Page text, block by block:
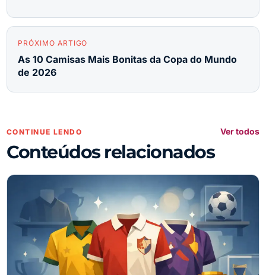
PRÓXIMO ARTIGO
As 10 Camisas Mais Bonitas da Copa do Mundo
de 2026
CONTINUE LENDO
Conteúdos relacionados
Ver todos